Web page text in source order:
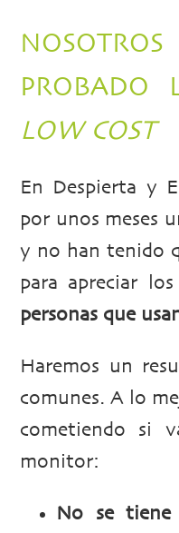
PROBADO
LOW COST
En Despierta y
por unos meses
y no han tenido
para apreciar
personas que
Haremos un
comunes. A lo
cometiendo si
monitor:
No se